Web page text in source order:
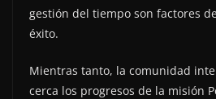
gestión del tiempo son factores
éxito.
Mientras tanto, la comunidad
cerca los progresos de la misión